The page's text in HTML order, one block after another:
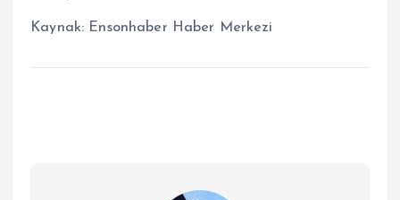
Kaynak: Ensonhaber Haber Merkezi